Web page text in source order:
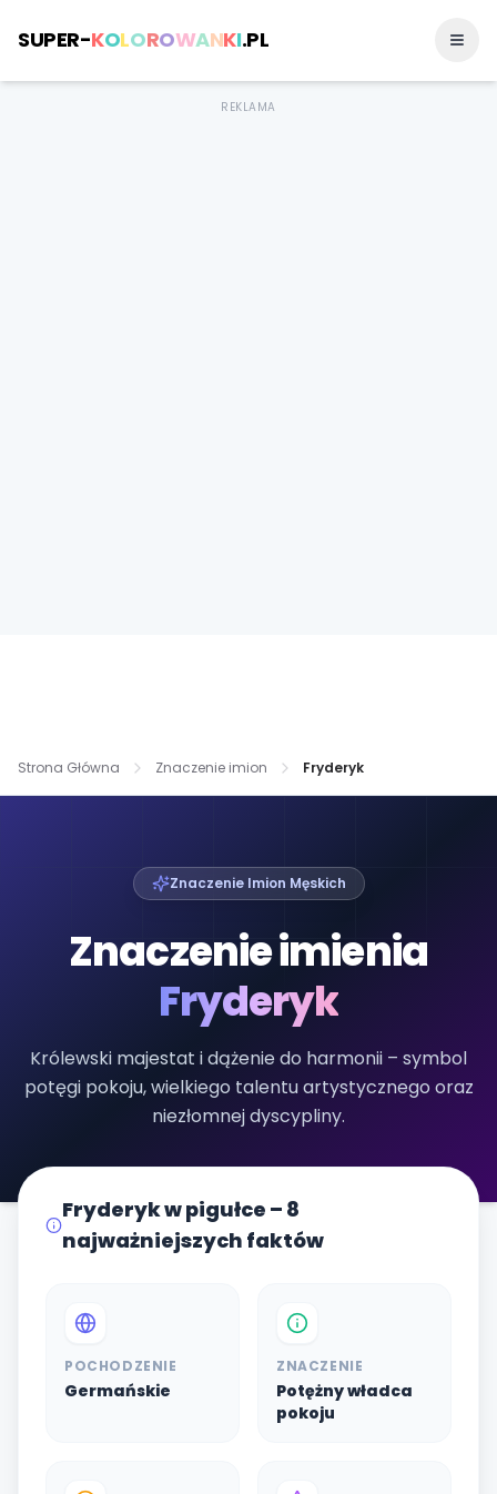
SUPER-KOLOROWANKI.PL
REKLAMA
Strona Główna Znaczenie imion Fryderyk
Znaczenie Imion Męskich
Znaczenie imienia
Fryderyk
Królewski majestat i dążenie do harmonii – symbol
potęgi pokoju, wielkiego talentu artystycznego oraz
niezłomnej dyscypliny.
Fryderyk w pigułce – 8
najważniejszych faktów
POCHODZENIE
Germańskie
ZNACZENIE
Potężny władca
pokoju